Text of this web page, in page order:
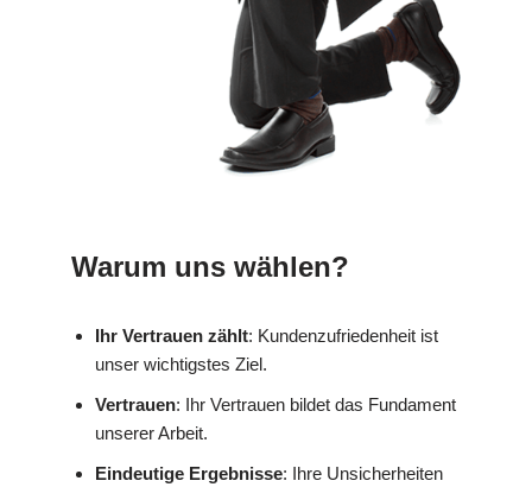
Warum uns wählen?
Ihr Vertrauen zählt: Kundenzufriedenheit ist
unser wichtigstes Ziel.
Vertrauen: Ihr Vertrauen bildet das Fundament
unserer Arbeit.
Eindeutige Ergebnisse: Ihre Unsicherheiten